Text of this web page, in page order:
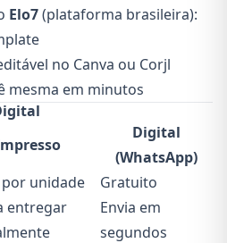
Elo7(plataforma brasileira):
no Canva ou Corjl
mesma em minutos
Digital
(WhatsApp)
por unidade
Gratuito
entregar
Envia em
segundos